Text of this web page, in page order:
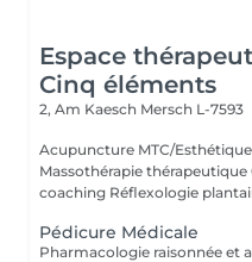
Espace
Cinq éléments
2, Am Kaesch Mersch L-7593
Acupuncture MTC/
Massothérapie
coaching Réflexologie
Pédicure Médicale